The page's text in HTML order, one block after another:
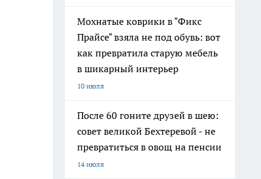
Мохнатые коврики в "Фикс
Прайсе" взяла не под обувь: вот
как превратила старую мебель
в шикарный интерьер
10 июля
После 60 гоните друзей в шею:
совет великой Бехтеревой - не
превратиться в овощ на пенсии
14 июля